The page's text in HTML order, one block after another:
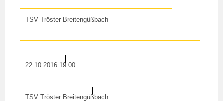
TSV Tröster Breitengüßbach
22.10.2016 19:00
TSV Tröster Breitengüßbach